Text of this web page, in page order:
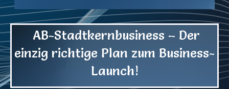
AB-Stadtkernbusiness – Der
einzig richtige Plan zum Business-
Launch!